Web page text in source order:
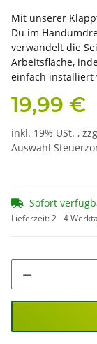
Mit unserer
Du im
verwandelt die
Arbeitsfläche,
einfach installiert
19,99 €
inkl. 19% USt. ,
Auswahl
Sofort
Lieferzeit:2 - 4